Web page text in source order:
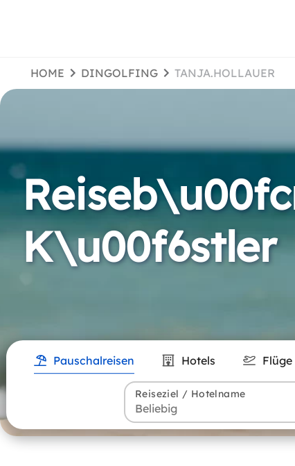
HOME DINGOLFING TANJA.HOLLAUER
K\u00f6stler
Pauschalreisen Hotels Flüge
Reiseziel / Hotelname